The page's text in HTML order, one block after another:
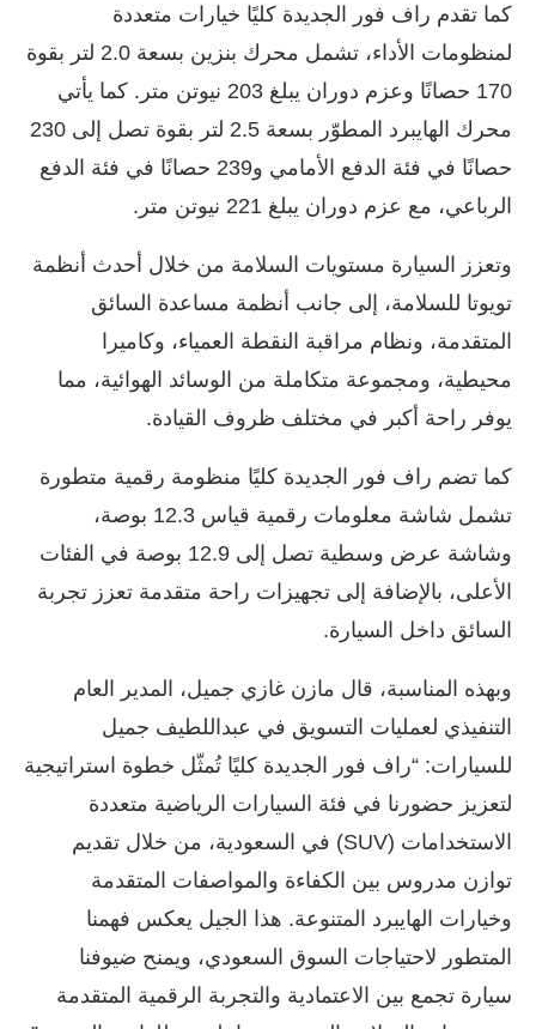
كما تقدم راف فور الجديدة كليًا خيارات متعددة
لمنظومات الأداء، تشمل محرك بنزين بسعة 2.0 لتر بقوة
170 حصانًا وعزم دوران يبلغ 203 نيوتن متر. كما يأتي
محرك الهايبرد المطوّر بسعة 2.5 لتر بقوة تصل إلى 230
حصانًا في فئة الدفع الأمامي و239 حصانًا في فئة الدفع
الرباعي، مع عزم دوران يبلغ 221 نيوتن متر.
وتعزز السيارة مستويات السلامة من خلال أحدث أنظمة
تويوتا للسلامة، إلى جانب أنظمة مساعدة السائق
المتقدمة، ونظام مراقبة النقطة العمياء، وكاميرا
محيطية، ومجموعة متكاملة من الوسائد الهوائية، مما
يوفر راحة أكبر في مختلف ظروف القيادة.
كما تضم راف فور الجديدة كليًا منظومة رقمية متطورة
تشمل شاشة معلومات رقمية قياس 12.3 بوصة،
وشاشة عرض وسطية تصل إلى 12.9 بوصة في الفئات
الأعلى، بالإضافة إلى تجهيزات راحة متقدمة تعزز تجربة
السائق داخل السيارة.
وبهذه المناسبة، قال مازن غازي جميل، المدير العام
التنفيذي لعمليات التسويق في عبداللطيف جميل
للسيارات: “راف فور الجديدة كليًا تُمثّل خطوة استراتيجية
لتعزيز حضورنا في فئة السيارات الرياضية متعددة
الاستخدامات (SUV) في السعودية، من خلال تقديم
توازن مدروس بين الكفاءة والمواصفات المتقدمة
وخيارات الهايبرد المتنوعة. هذا الجيل يعكس فهمنا
المتطور لاحتياجات السوق السعودي، ويمنح ضيوفنا
سيارة تجمع بين الاعتمادية والتجربة الرقمية المتقدمة